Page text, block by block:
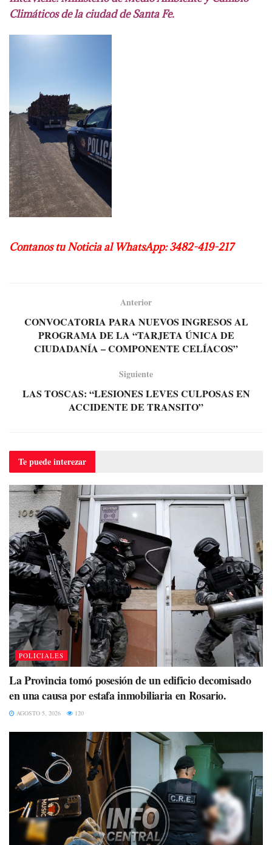
Climáticos de la ciudad de Santa Fe.
Contanos tu Noticia al WhatsApp: 3482-419-217
Anterior
CONVOCATORIA PARA NUEVOS INGRESOS AL
PROGRAMA DE LA “TARJETA ÚNICA DE
CIUDADANÍA – COMPONENTE CELÍACOS”
Siguiente
LAS TOSCAS: “LESIONES LEVES CULPOSAS EN
ACCIDENTE DE TRANSITO”
Te puedeinterezar
POLICIALES
La Provincia tomó posesión de un edificio decomisado
en una causa por estafa inmobiliaria en Rosario.
AGOSTO 5, 2026 120